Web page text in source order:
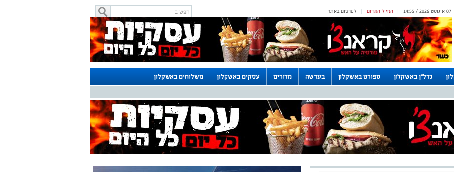
לפרסום באתר | המייל האדום | 07 אוגוסט 2026 / 14:55
נדל"ן באשקלון ספורט באשקלון בעדשה מדורים עסקים באשקלון משלוחים באשקלון